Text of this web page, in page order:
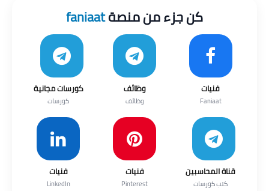
كن جزء من منصةfaniaat
فنيات
Faniaat
وظائف
وظائف
كورسات مجانية
كورسات
قناة المحاسبين
كتب كورسات
فنيات
Pinterest
فنيات
LinkedIn